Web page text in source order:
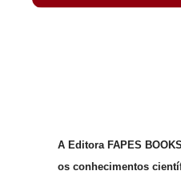
A Editora FAPES
os conhecimentos